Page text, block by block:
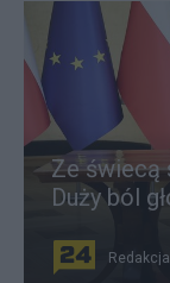
Ze świecą
Duży ból
Redakcja